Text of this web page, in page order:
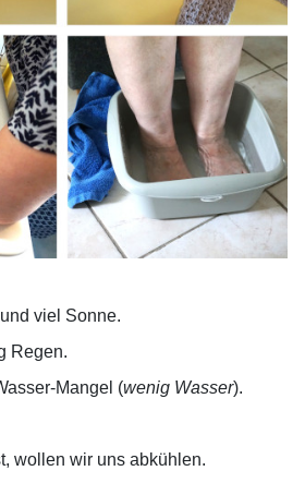
viel Sonne.
Regen.
Mangel (wenig Wasser).
wollen wir uns abkühlen.